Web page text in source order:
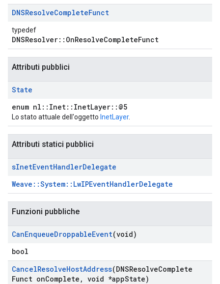
DNSResolveCompleteFunct
typedef
DNSResolver::OnResolveCompleteFunct
Attributi pubblici
State
enum nl::Inet::InetLayer::@5
Lo stato attuale dell'oggetto InetLayer.
Attributi statici pubblici
sInetEventHandlerDelegate
Weave::System::LwIPEventHandlerDelegate
Funzioni pubbliche
CanEnqueueDroppableEvent(void)
bool
CancelResolveHostAddress(DNSResolveComplete
Funct onComplete , void *appState)